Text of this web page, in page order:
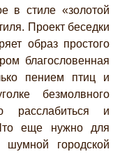
стиле «золотой
Проект беседки
образ простого
благословенная
пением птиц и
безмолвного
расслабиться и
еще нужно для
шумной городской